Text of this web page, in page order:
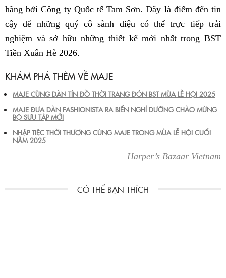
hãng bởi Công ty Quốc tế Tam Sơn. Đây là điểm đến tin
cậy để những quý cô sành điệu có thể trực tiếp trải
nghiệm và sở hữu những thiết kế mới nhất trong BST
Tiền Xuân Hè 2026.
KHÁM PHÁ THÊM VỀ MAJE
MAJE CÙNG DÀN TÍN ĐỒ THỜI TRANG ĐÓN BST MÙA LỄ HỘI 2025
MAJE ĐƯA DÀN FASHIONISTA RA BIỂN NGHỈ DƯỠNG CHÀO MỪNG
BỘ SƯU TẬP MỚI
NHẬP TIỆC THỜI THƯỢNG CÙNG MAJE TRONG MÙA LỄ HỘI CUỐI
NĂM 2025
Harper’s Bazaar Vietnam